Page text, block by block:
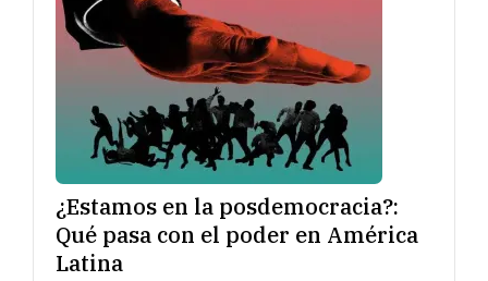
¿Estamos en la posdemocracia?:
Qué pasa con el poder en América
Latina